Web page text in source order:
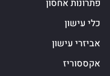
פתרונות אחסון
כלי עישון
אביזרי עישון
אקססוריז